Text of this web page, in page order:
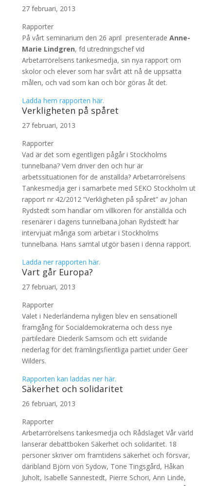
27 februari, 2013
Rapporter
På vårt seminarium den 26 april presenterade Anne-
Marie Lindgren, fd utredningschef vid
Arbetarrörelsens tankesmedja, sin nya rapport om
skolor och elever som har svårt att nå de uppsatta
målen, och vad som kan och bör göras åt det.
Ladda hem rapporten här.
Verkligheten på spåret
27 februari, 2013
Rapporter
Vad är det som egentligen pågår i Stockholms
tunnelbana? Vem driver den och hur är
arbetssituationen för de anställda? Arbetarrörelsens
Tankesmedja ger i samarbete med SEKO Stockholm ut
rapport nr 42/2012 ”Verkligheten på spåret” av Johan
Rydstedt som handlar om villkoren för anställda och
resenärer i dagens tunnelbana.Johan Rydstedt har
intervjuat många som arbetar i Stockholms
tunnelbana. Hans samtal utgör basen i denna rapport.
Ladda ner rapporten här.
Vart går Europa?
27 februari, 2013
Rapporter
Valet i Nederländerna nyligen blev en sensationell
framgång för Socialdemokraterna och dess nye
partiledare Diederik Samsom och ett svidande
nederlag för det främlingsfientliga partiet under Geer
Wilders.
Rapporten kan laddas ner här.
Säkerhet och solidaritet
26 februari, 2013
Rapporter
Arbetarrörelsens tankesmedja och Rådslaget Vår värld
lanserar debattboken Säkerhet och solidaritet. 18
personer skriver om framtidens säkerhet och försvar,
däribland Björn von Sydow, Tone Tingsgård, Håkan
Juholt, Isabelle Sannestedt, Pierre Schori, Ann Linde,